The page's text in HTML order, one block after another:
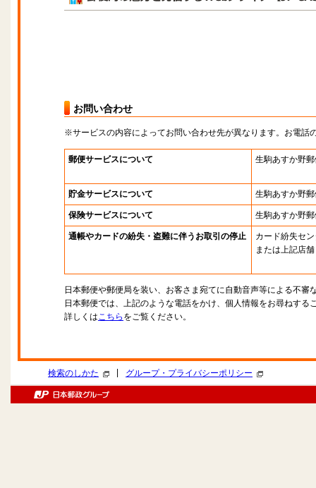
お問い合わせ
※サービスの内容によってお問い合わせ先が異なります。お電話
郵便サービスについて 生駒あすか野
貯金サービスについて 生駒あすか野
保険サービスについて 生駒あすか野
通帳やカードの紛失・盗難に伴うお取引の停止
カード紛失セ
または上記店舗
日本郵便や郵便局を装い、お客さま宛てに自動音声等による不審
日本郵便では、上記のような電話をかけ、個人情報をお尋ねする
詳しくはこちら をご覧ください。
検索のしかた グループ・プライバシーポリシー